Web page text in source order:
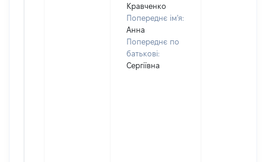
Кравченко
Попереднє ім'я:
Анна
Попереднє по
батькові:
Сергіївна